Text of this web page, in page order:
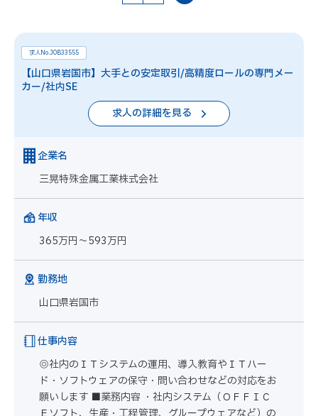
求人No.JOB33555
【山口県岩国市】大手との安定取引/高精度ロールの専門メー
カー/社内SE
求人の詳細を見る
企業名
三晃特殊金属工業株式会社
年収
365万円～593万円
勤務地
山口県岩国市
仕事内容
◎社内のＩＴシステムの運用、導入教育やＩＴハー
ド・ソフトウェアの保守・問い合わせなどの対応をお
願いします ■業務内容 ・社内システム（ＯＦＦＩＣ